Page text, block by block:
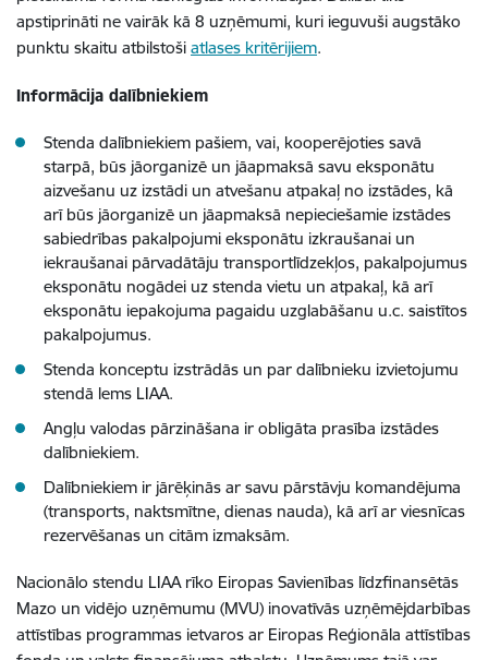
apstiprināti ne vairāk kā 8 uzņēmumi, kuri ieguvuši augstāko
punktu skaitu atbilstoši atlases kritērijiem.
Informācija dalībniekiem
Stenda dalībniekiem pašiem, vai, kooperējoties savā
starpā, būs jāorganizē un jāapmaksā savu eksponātu
aizvešanu uz izstādi un atvešanu atpakaļ no izstādes, kā
arī būs jāorganizē un jāapmaksā nepieciešamie izstādes
sabiedrības pakalpojumi eksponātu izkraušanai un
iekraušanai pārvadātāju transportlīdzekļos, pakalpojumus
eksponātu nogādei uz stenda vietu un atpakaļ, kā arī
eksponātu iepakojuma pagaidu uzglabāšanu u.c. saistītos
pakalpojumus.
Stenda konceptu izstrādās un par dalībnieku izvietojumu
stendā lems LIAA.
Angļu valodas pārzināšana ir obligāta prasība izstādes
dalībniekiem.
Dalībniekiem ir jārēķinās ar savu pārstāvju komandējuma
(transports, naktsmītne, dienas nauda), kā arī ar viesnīcas
rezervēšanas un citām izmaksām.
Nacionālo stendu LIAA rīko Eiropas Savienības līdzfinansētās
Mazo un vidējo uzņēmumu (MVU) inovatīvās uzņēmējdarbības
attīstības programmas ietvaros ar Eiropas Reģionāla attīstības